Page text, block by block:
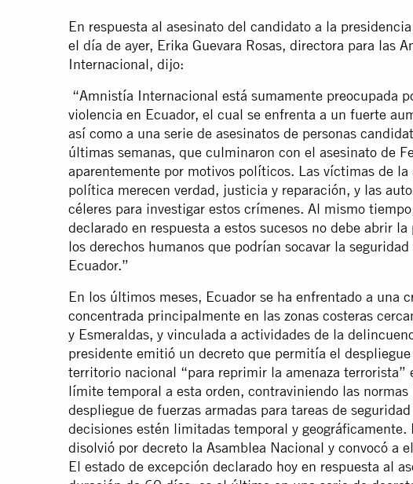
En respuesta al asesinato del candidato a la
el día de ayer, Erika Guevara Rosas, directora para las
Internacional, dijo:
“Amnistía Internacional está sumamente preocupada
violencia en Ecuador, el cual se enfrenta a un fuerte
así como a una serie de asesinatos de personas
últimas semanas, que culminaron con el asesinato de
aparentemente por motivos políticos. Las víctimas de
política merecen verdad, justicia y reparación, y las
céleres para investigar estos crímenes. Al mismo
declarado en respuesta a estos sucesos no debe abrir
los derechos humanos que podrían socavar la
Ecuador.”
En los últimos meses, Ecuador se ha enfrentado a una
concentrada principalmente en las zonas costeras
y Esmeraldas, y vinculada a actividades de la
presidente emitió un decreto que permitía el
territorio nacional “para reprimir la amenaza terrorista”
límite temporal a esta orden, contraviniendo las
despliegue de fuerzas armadas para tareas de
decisiones estén limitadas temporal y
disolvió por decreto la Asamblea Nacional y convocó a
El estado de excepción declarado hoy en respuesta al